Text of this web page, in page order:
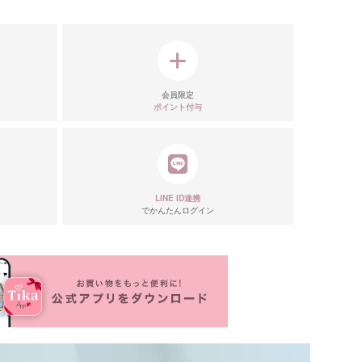
会員限定
ポイント付与
LINE ID連携
でかんたんログイン